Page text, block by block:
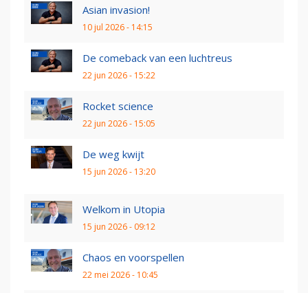
Asian invasion!
10 jul 2026 - 14:15
De comeback van een luchtreus
22 jun 2026 - 15:22
Rocket science
22 jun 2026 - 15:05
De weg kwijt
15 jun 2026 - 13:20
Welkom in Utopia
15 jun 2026 - 09:12
Chaos en voorspellen
22 mei 2026 - 10:45